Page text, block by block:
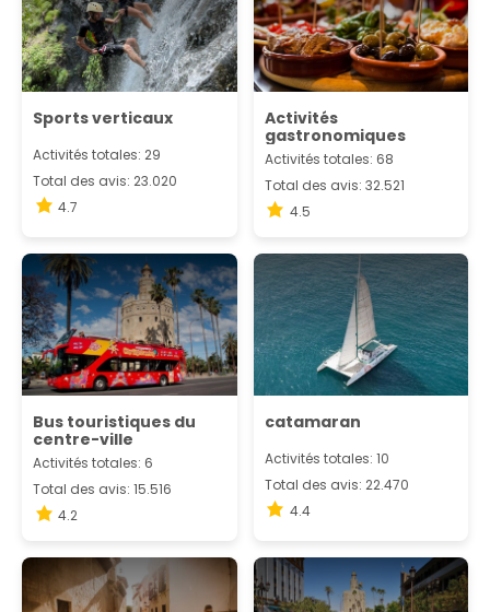
Sports verticaux
Activités totales: 29
Total des avis: 23.020
4.7
Activités
gastronomiques
Activités totales: 68
Total des avis: 32.521
4.5
Bus touristiques du
centre-ville
Activités totales: 6
Total des avis: 15.516
4.2
catamaran
Activités totales: 10
Total des avis: 22.470
4.4